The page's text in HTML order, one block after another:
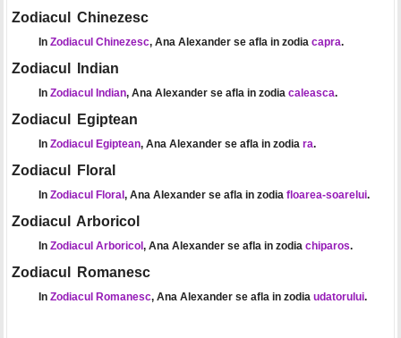
Zodiacul Chinezesc
In Zodiacul Chinezesc, Ana Alexander se afla in zodia capra.
Zodiacul Indian
In Zodiacul Indian, Ana Alexander se afla in zodia caleasca.
Zodiacul Egiptean
In Zodiacul Egiptean, Ana Alexander se afla in zodia ra.
Zodiacul Floral
In Zodiacul Floral , Ana Alexander se afla in zodia floarea-soarelui.
Zodiacul Arboricol
In Zodiacul Arboricol , Ana Alexander se afla in zodia chiparos.
Zodiacul Romanesc
In Zodiacul Romanesc, Ana Alexander se afla in zodia udatorului.